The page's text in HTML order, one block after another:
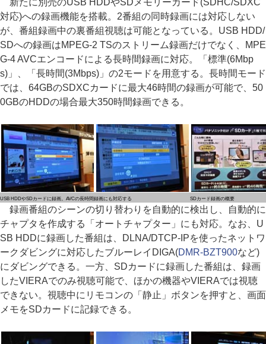
新たに別売のUSB HDDやSDメモリーカード(SDHC/SDXC
対応)への録画機能を搭載。2番組の同時録画には対応しない
が、番組録画中の裏番組視聴は可能となっている。USB HDD/
SDへの録画はMPEG-2 TSのストリーム録画だけでなく、MPE
G-4 AVCエンコードによる長時間録画に対応。「標準(6Mbp
s)」、「長時間(3Mbps)」の2モードを用意する。長時間モード
では、64GBのSDXCカードに最大46時間の録画が可能で、50
0GBのHDDの場合最大350時間録画できる。
USB HDDやSDカードに録画。AVCの長時間録画にも対応する SDカード録画の概要
録画番組のシーンの切り替わりを自動的に検出し、自動的に
チャプタを作成する「オートチャプター」にも対応。なお、U
SB HDDに録画した番組は、DLNA/DTCP-IPを使ったネットワ
ークダビングに対応したブルーレイDIGA(DMR-BZT900など)
にダビングできる。一方、SDカードに録画した番組は、録画
したVIERAでのみ視聴可能で、ほかの機器やVIERAでは視聴
できない。視聴中にリモコンの「静止」ボタンを押すと、画面
メモをSDカードに記録できる。